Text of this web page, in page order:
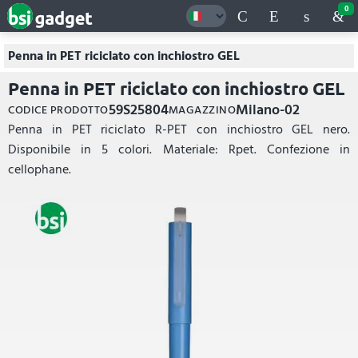
0
Penna in PET riciclato con inchiostro GEL
Penna in PET riciclato con inchiostro GEL
CODICE PRODOTTO59S25804MAGAZZINOMilano-02
Penna in PET riciclato R-PET con inchiostro GEL nero.
Disponibile in 5 colori. Materiale: Rpet. Confezione in
cellophane.